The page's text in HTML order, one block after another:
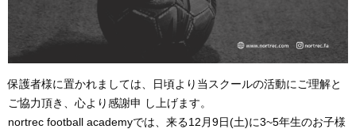
保護者様に置かれましては、日頃より当スクールの活動にご理解と
ご協力頂き、心より感謝申 し上げます。
nortrec football academyでは、来る12月9日(土)に3~5年生のお子様